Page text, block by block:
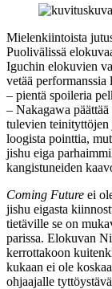
Mielenkiintoista
Puolivälissä
Iguchin elokuvien
vetää
– pientä spoileria
– Nakagawa
tulevien teinityttöjen
loogista pointtia,
jishu eiga
kangistuneiden
Coming Future ei
jishu eigasta
tietäville se on
parissa. Elokuvan
kerrottakoon
kukaan ei ole
ohjaajalle